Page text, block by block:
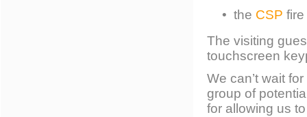
• the CSP
The visiting
touchscreen
We can’t wait
group of
for allowing us